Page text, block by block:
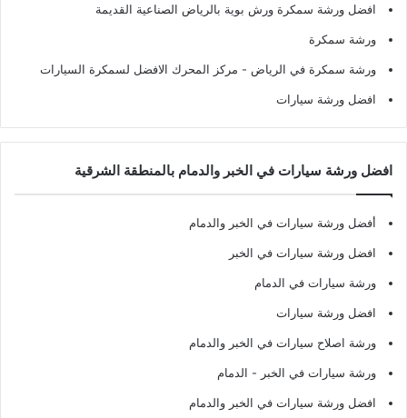
افضل ورشة سمكرة ورش بوية بالرياض الصناعية القديمة
ورشة سمكرة
ورشة سمكرة في الرياض - مركز المحرك الافضل لسمكرة السيارات
افضل ورشة سيارات
افضل ورشة سيارات في الخبر والدمام بالمنطقة الشرقية
أفضل ورشة سيارات في الخبر والدمام
افضل ورشة سيارات في الخبر
ورشة سيارات في الدمام
افضل ورشة سيارات
ورشة اصلاح سيارات في الخبر والدمام
ورشة سيارات في الخبر - الدمام
افضل ورشة سيارات في الخبر والدمام